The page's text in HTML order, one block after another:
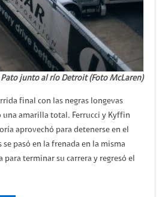
Pato junto al río Detroit (Foto McLaren)
final con las negras longevas
una amarilla total. Ferrucci y Kyffin
aprovechó para detenerse en el
pasó en la frenada en la misma
terminar su carrera y regresó el